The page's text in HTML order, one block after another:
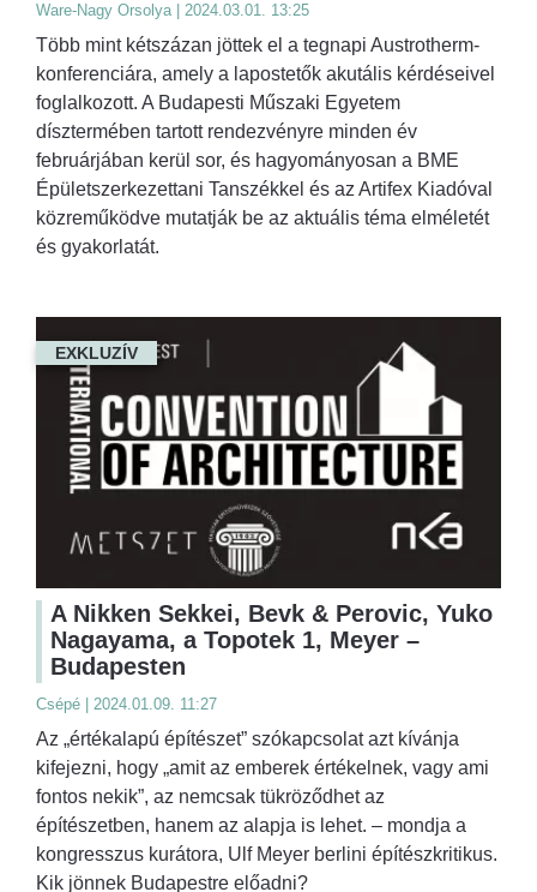
Ware-Nagy Orsolya | 2024.03.01. 13:25
Több mint kétszázan jöttek el a tegnapi Austrotherm-
konferenciára, amely a lapostetők akutális kérdéseivel
foglalkozott. A Budapesti Műszaki Egyetem
dísztermében tartott rendezvényre minden év
februárjában kerül sor, és hagyományosan a BME
Épületszerkezettani Tanszékkel és az Artifex Kiadóval
közreműködve mutatják be az aktuális téma elméletét
és gyakorlatát.
EXKLUZÍV
A Nikken Sekkei, Bevk & Perovic, Yuko
Nagayama, a Topotek 1, Meyer –
Budapesten
Csépé | 2024.01.09. 11:27
Az „értékalapú építészet” szókapcsolat azt kívánja
kifejezni, hogy „amit az emberek értékelnek, vagy ami
fontos nekik”, az nemcsak tükröződhet az
építészetben, hanem az alapja is lehet. – mondja a
kongresszus kurátora, Ulf Meyer berlini építészkritikus.
Kik jönnek Budapestre előadni?